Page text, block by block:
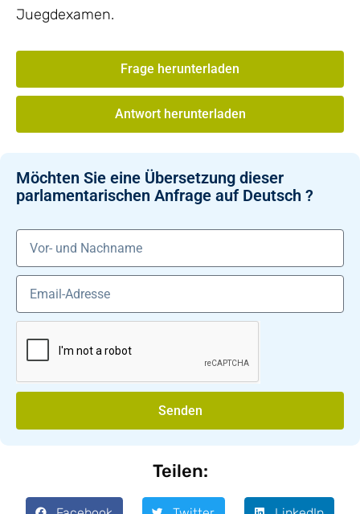
Juegdexamen.
Frage herunterladen
Antwort herunterladen
Möchten Sie eine Übersetzung dieser
parlamentarischen Anfrage auf Deutsch ?
Senden
Teilen: